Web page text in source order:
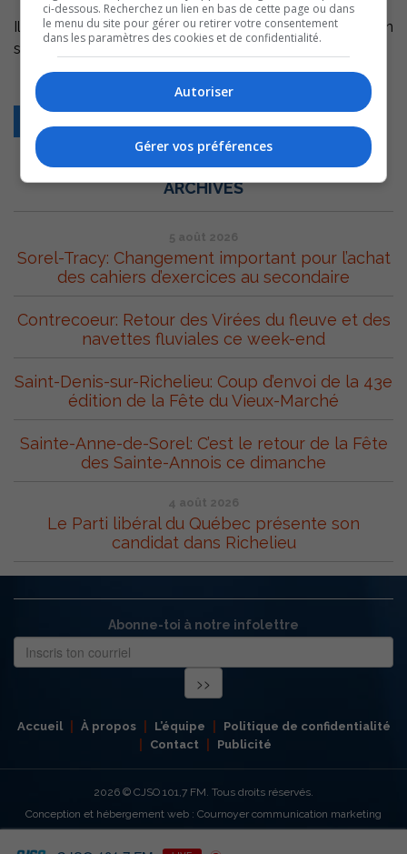
Il a été lauréat des Grands Prix de la ruralité 2010 en
septembre dernier.
ARCHIVES
5 août 2026
Sorel-Tracy: Changement important pour l’achat
des cahiers d’exercices au secondaire
Contrecoeur: Retour des Virées du fleuve et des
navettes fluviales ce week-end
Saint-Denis-sur-Richelieu: Coup d’envoi de la 43e
édition de la Fête du Vieux-Marché
Sainte-Anne-de-Sorel: C’est le retour de la Fête
des Sainte-Annois ce dimanche
4 août 2026
Le Parti libéral du Québec présente son
candidat dans Richelieu
Abonne-toi à notre infolettre
Accueil À propos L’équipe
Politique de confidentialité
Contact
Publicité
2026 © CJSO 101,7 FM. Tous droits réservés.
Conception et hébergement web : Cournoyer communication marketing
ci-dessous. Recherchez un lien en bas de cette page ou dans
le menu du site pour gérer ou retirer votre consentement
dans les paramètres des cookies et de confidentialité.
Autoriser
Gérer vos préférences